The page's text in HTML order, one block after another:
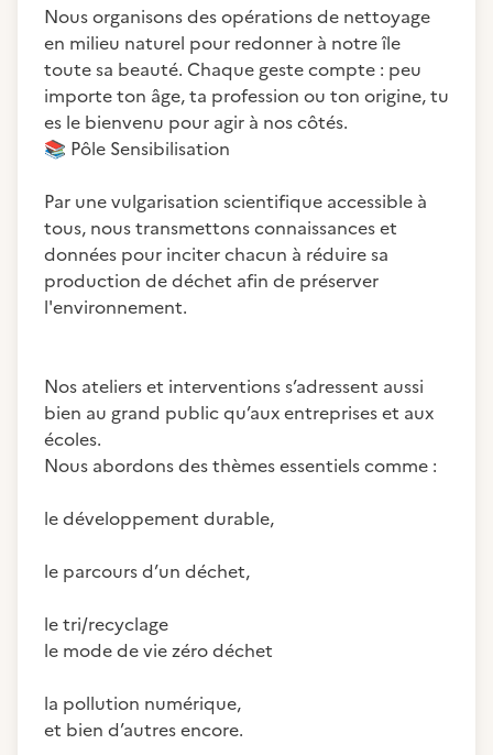
Nous organisons des opérations de nettoyage
en milieu naturel pour redonner à notre île
toute sa beauté. Chaque geste compte : peu
importe ton âge, ta profession ou ton origine, tu
📚 Pôle Sensibilisation
Par une vulgarisation scientifique accessible à
tous, nous transmettons connaissances et
données pour inciter chacun à réduire sa
production de déchet afin de préserver
l'environnement.
Nos ateliers et interventions s’adressent aussi
bien au grand public qu’aux entreprises et aux
écoles.
Nous abordons des thèmes essentiels comme :
le développement durable,
le parcours d’un déchet,
le tri/recyclage
le mode de vie zéro déchet
la pollution numérique,
et bien d’autres encore.